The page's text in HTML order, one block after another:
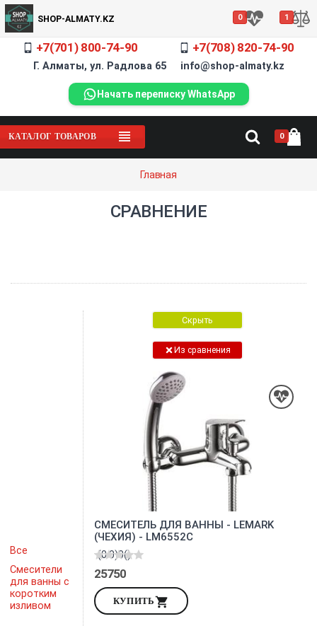
SHOP-ALMATY.KZ 0 1
+7(701) 800-74-90 +7(708) 820-74-90
Г. Алматы, ул. Радлова 65 info@shop-almaty.kz
Начать переписку WhatsApp
КАТАЛОГ ТОВАРОВ 0
Главная
СРАВНЕНИЕ
Все
Смесители
для ванны с
коротким
изливом
Скрыть
Из сравнения
СМЕСИТЕЛЬ ДЛЯ ВАННЫ - LEMARK
(ЧЕХИЯ) - LM6552C
(0.0)0()
25750
КУПИТЬ